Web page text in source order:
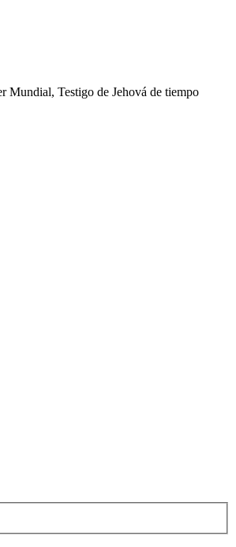
Mundial, Testigo de Jehová de tiempo